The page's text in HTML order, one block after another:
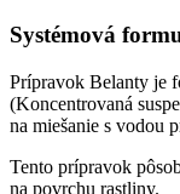
Systémová
Prípravok Belanty je
(Koncentrovaná
na miešanie s vodou
Tento prípravok
na povrchu rastliny.